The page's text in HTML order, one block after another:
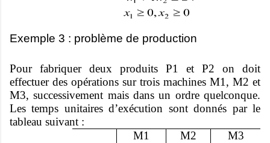
Exemple 3 : problème de production
Pour fabriquer deux produits P1 et P2 on doit
effectuer des opérations sur trois machines M1, M2 et
M3, successivement mais dans un ordre quelconque.
Les temps unitaires d’exécution sont donnés par le
tableau suivant :
M1
M2
M3